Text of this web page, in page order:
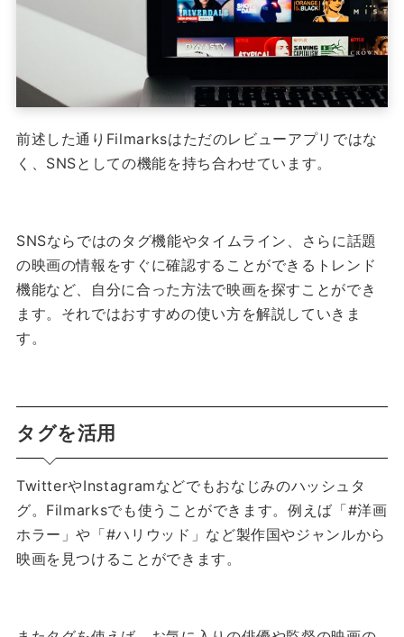
前述した通りFilmarksはただのレビューアプリではな
く、SNSとしての機能を持ち合わせています。
SNSならではのタグ機能やタイムライン、さらに話題
の映画の情報をすぐに確認することができるトレンド
機能など、自分に合った方法で映画を探すことができ
ます。 それではおすすめの使い方を解説していきま
す。
タグを活用
TwitterやInstagramなどでもおなじみのハッシュタ
グ。 Filmarksでも使うことができます。例えば「#洋画
ホラー」や「#ハリウッド」など製作国やジャンルから
映画を見つけることができます。